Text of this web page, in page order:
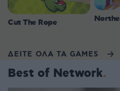
Cut The Rope
ΔΕΙΤΕ ΟΛΑ ΤΑ GAMES
Best of Network